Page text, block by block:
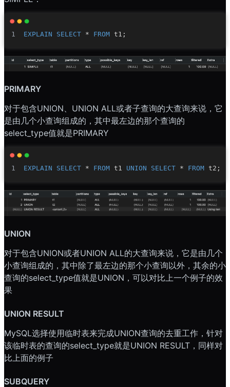
EXPLAIN SELECT * FROM t1 ;
PRIMARY
对于包含UNION、UNION ALL或者子查询的大查询来说，它
是由几个小查询组成的，其中最左边的那个查询的
select_type值就是PRIMARY
EXPLAIN SELECT * FROM t1 UNION SELECT * FROM t2 ;
UNION
对于包含UNION或者UNION ALL的大查询来说，它是由几个
小查询组成的，其中除了最左边的那个小查询以外，其余的小
查询的select_type值就是UNION，可以对比上一个例子的效
果
UNION RESULT
MySQL选择使用临时表来完成UNION查询的去重工作，针对
该临时表的查询的select_type就是UNION RESULT，同样对
比上面的例子
SUBQUERY